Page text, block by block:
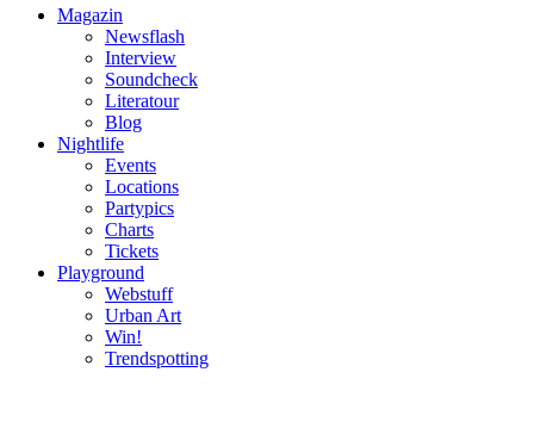
Magazin
Newsflash
Interview
Soundcheck
Literatour
Blog
Nightlife
Events
Locations
Partypics
Charts
Tickets
Playground
Webstuff
Urban Art
Win!
Trendspotting